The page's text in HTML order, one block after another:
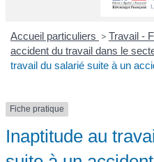
Accueil particuliers > Travail -
accident du travail dans le
travail du salarié suite à un
Fiche pratique
Inaptitude au